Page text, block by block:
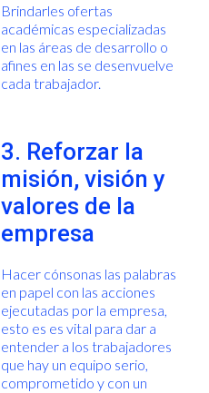
Brindarles ofertas
académicas especializadas
en las áreas de desarrollo o
afines en las se desenvuelve
cada trabajador.
3. Reforzar la
misión, visión y
valores de la
empresa
Hacer cónsonas las palabras
en papel con las acciones
ejecutadas por la empresa,
esto es es vital para dar a
entender a los trabajadores
que hay un equipo serio,
comprometido y con un